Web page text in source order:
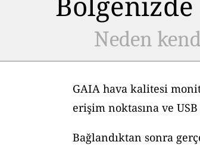
Neden
GAIA hava kalitesi
erişim noktasına ve
Bağlandıktan sonra